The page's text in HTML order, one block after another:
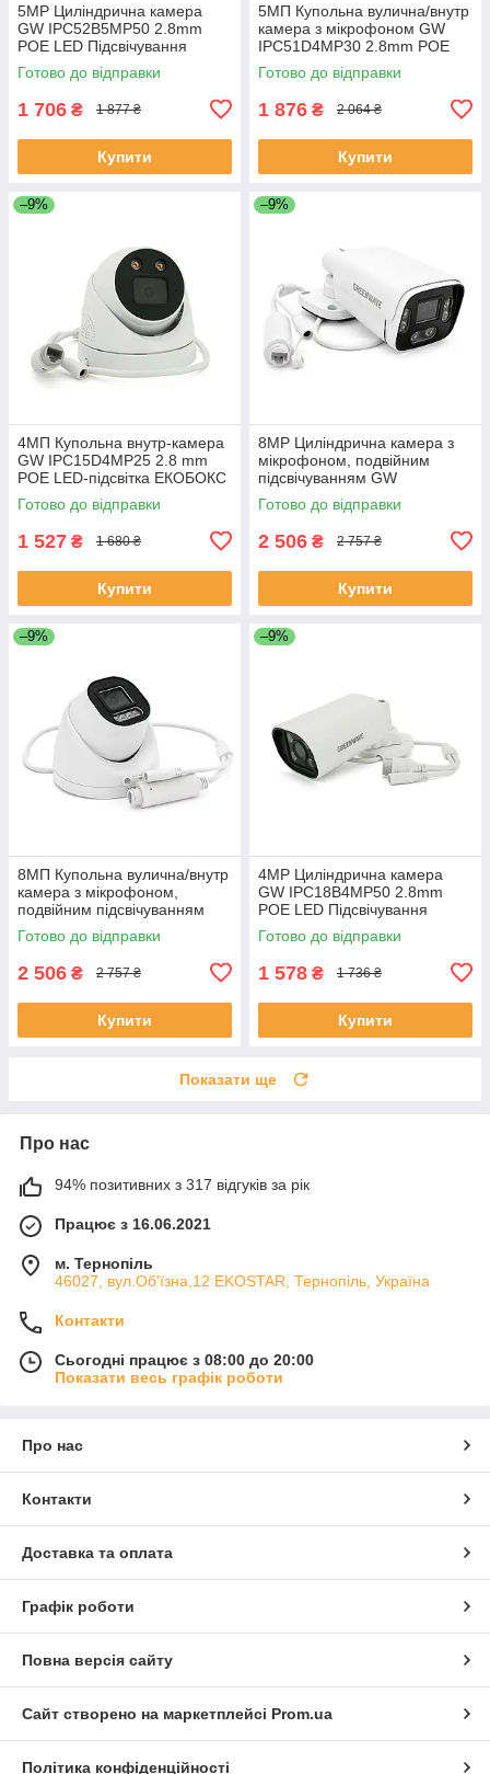
5MP Циліндрична камера
GW IPC52B5MP50 2.8mm
POE LED Підсвічування
(ЕКОБОКС)
Готово до відправки
1 706 ₴ 1 877 ₴
Купити
5MП Купольна вулична/внутр
камера з мікрофоном GW
IPC51D4MP30 2.8mm POE
LED Підсвічування
(ЕКОБОКС)
Готово до відправки
1 876 ₴ 2 064 ₴
Купити
–9%
4MП Купольна внутр-камера
GW IPC15D4MP25 2.8 mm
POE LED-підсвітка ЕКОБОКС
Готово до відправки
1 527 ₴ 1 680 ₴
Купити
–9%
8MP Циліндрична камера з
мікрофоном, подвійним
підсвічуванням GW
IPC04B8MP30 2.8mm, POE,
LED/IR Підсвічування
Готово до відправки
2 506 ₴ 2 757 ₴
Купити
–9%
8MП Купольна вулична/внутр
камера з мікрофоном,
подвійним підсвічуванням
GW IPC02D8MP30, 2.8mm,
POE, LED/IR Підсвічування
Готово до відправки
2 506 ₴ 2 757 ₴
Купити
–9%
4MP Циліндрична камера
GW IPC18B4MP50 2.8mm
POE LED Підсвічування
(ЕКОБОКС)
Готово до відправки
1 578 ₴ 1 736 ₴
Купити
Показати ще
Про нас
94% позитивних з 317 відгуків за рік
Працює з 16.06.2021
м. Тернопіль
46027, вул.Об'їзна,12 EKOSTAR, Тернопіль, Україна
Контакти
Сьогодні працює з 08:00 до 20:00
Показати весь графік роботи
Про нас
Контакти
Доставка та оплата
Графік роботи
Повна версія сайту
Сайт створено на маркетплейсі Prom.ua
Політика конфіденційності